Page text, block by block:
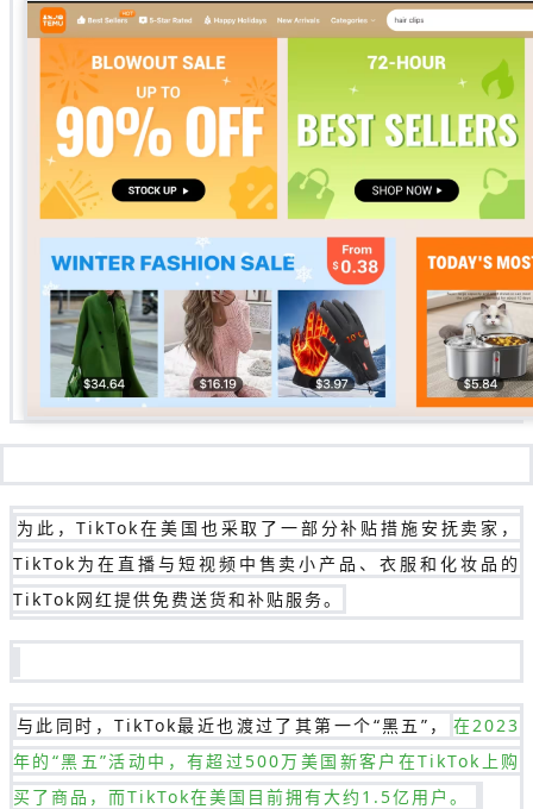
为此，TikTok在美国也采取了一部分补贴措施安抚卖家，
TikTok为在直播与短视频中售卖小产品、衣服和化妆品的
TikTok网红提供免费送货和补贴服务。
与此同时，TikTok最近也渡过了其第一个“黑五”，
在2023
年的“黑五”活动中，有超过500万美国新客户在TikTok上购
买了商品，而TikTok在美国目前拥有大约1.5亿用户。